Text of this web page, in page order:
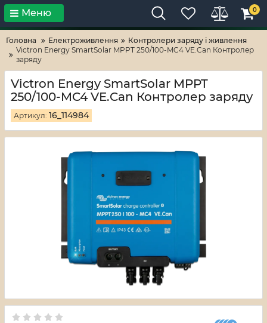
Тільки високі технології! RV-ZAFT
Меню 0
Головна Електроживлення
Контролери заряду і живлення
Victron Energy SmartSolar MPPT 250/100-MC4 VE.Can Контролер
заряду
Victron Energy SmartSolar MPPT
250/100-MC4 VE.Can Контролер заряду
Артикул: 16_114984